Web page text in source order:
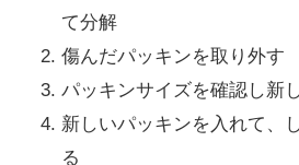
て分解
傷んだパッキンを取り外す
パッキンサイズを確認し新
新しいパッキンを入れて、
る